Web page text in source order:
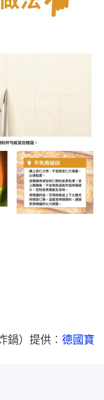
鍋）提供︰ 德國寶